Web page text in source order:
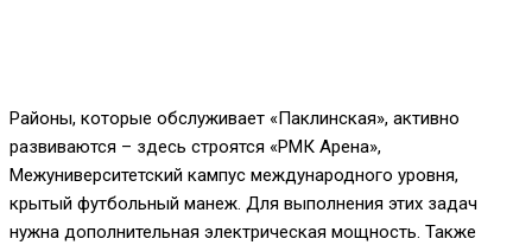
Районы, которые обслуживает «Паклинская», активно
развиваются – здесь строятся «РМК Арена»,
Межуниверситетский кампус международного уровня,
крытый футбольный манеж. Для выполнения этих задач
нужна дополнительная электрическая мощность. Также